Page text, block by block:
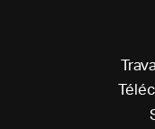
Trava
Téléc